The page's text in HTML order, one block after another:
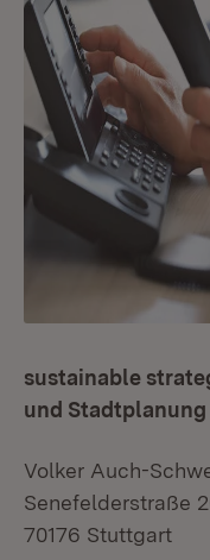
sustainable
und Stadtplanung
Volker Auch-
Senefelderstraße
70176 Stuttgart